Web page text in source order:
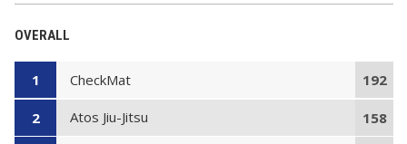
OVERALL
1 CheckMat 192
2 Atos Jiu-Jitsu 158